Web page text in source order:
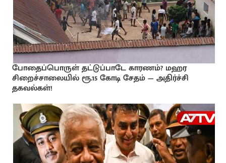
போதைப்பொருள் தட்டுப்பாடே காரணம்? மஹர
சிறைச்சாலையில் ரூ.15 கோடி சேதம் — அதிர்ச்சி
தகவல்கள்!